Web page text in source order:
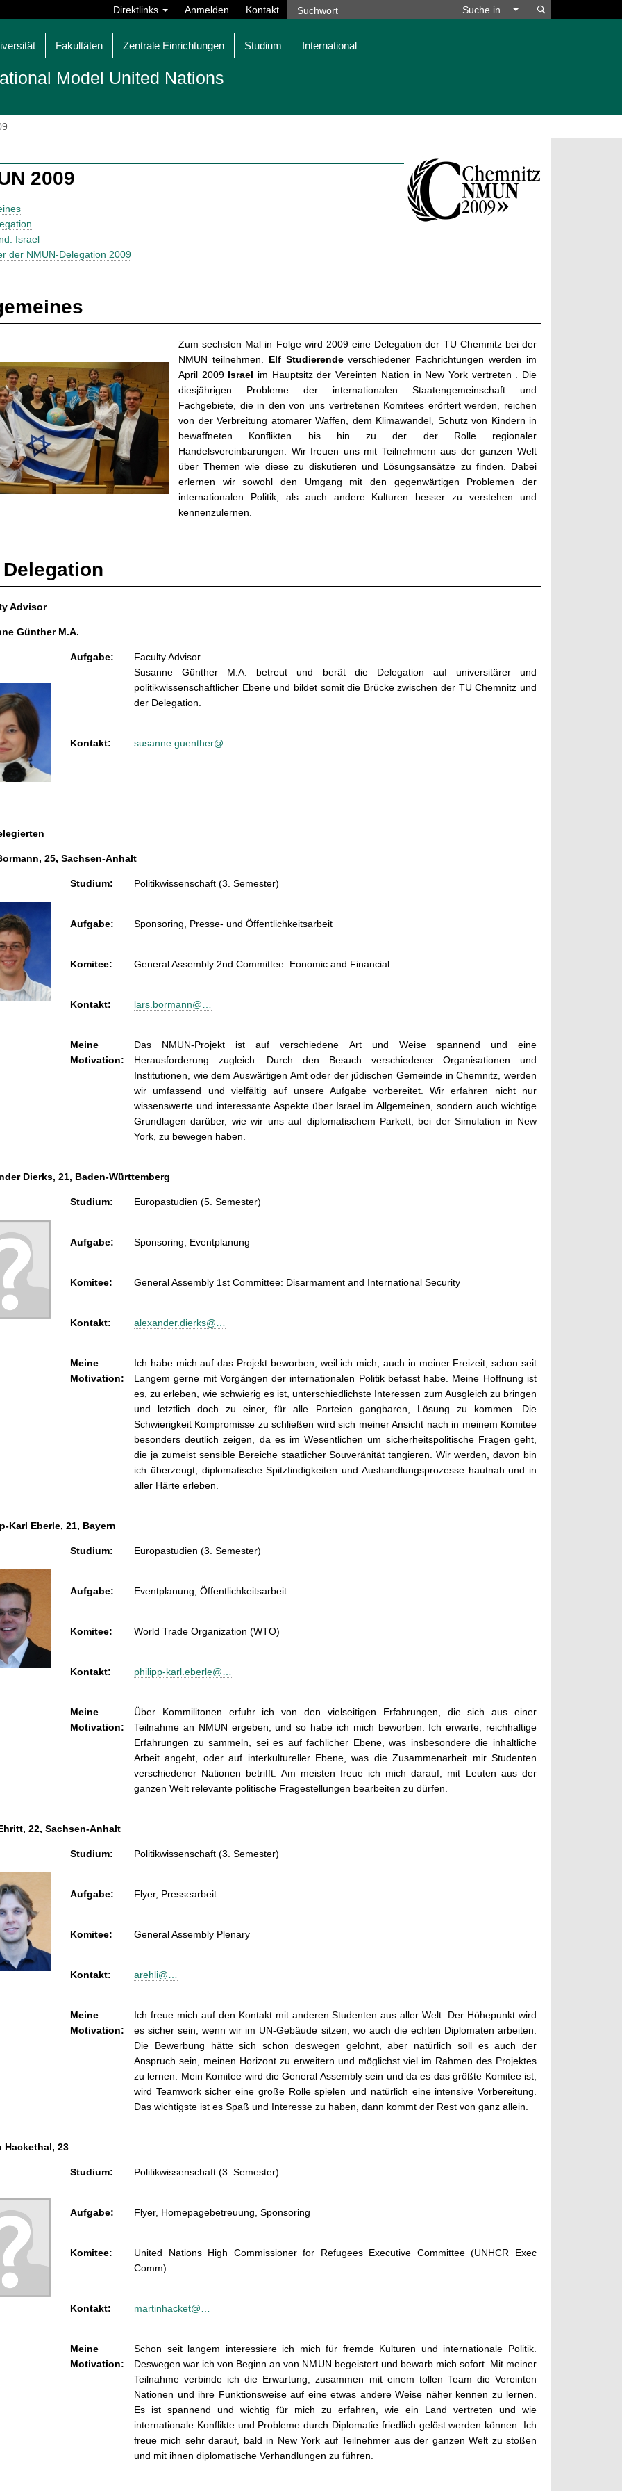
Direktlinks Anmelden Kontakt Suche in…
Fakultäten Zentrale Einrichtungen Studium International
Model United Nations
2009
Israel
der NMUN-Delegation 2009
Zum sechsten Mal in Folge wird 2009 eine Delegation der TU Chemnitz bei der
NMUN teilnehmen. Elf Studierendeverschiedener Fachrichtungen werden im
April 2009 Israel im Hauptsitz der Vereinten Nation in New York vertreten . Die
diesjährigen Probleme der internationalen Staatengemeinschaft und
Fachgebiete, die in den von uns vertretenen Komitees erörtert werden, reichen
von der Verbreitung atomarer Waffen, dem Klimawandel, Schutz von Kindern in
bewaffneten Konflikten bis hin zu der der Rolle regionaler
Handelsvereinbarungen. Wir freuen uns mit Teilnehmern aus der ganzen Welt
über Themen wie diese zu diskutieren und Lösungsansätze zu finden. Dabei
erlernen wir sowohl den Umgang mit den gegenwärtigen Problemen der
internationalen Politik, als auch andere Kulturen besser zu verstehen und
kennenzulernen.
Advisor
Günther M.A.
Aufgabe:
Faculty Advisor
Susanne Günther M.A. betreut und berät die Delegation auf universitärer und
politikwissenschaftlicher Ebene und bildet somit die Brücke zwischen der TU Chemnitz und
der Delegation.
Kontakt: susanne.guenther@…
25, Sachsen-Anhalt
Studium: Politikwissenschaft (3. Semester)
Aufgabe: Sponsoring, Presse- und Öffentlichkeitsarbeit
Komitee: General Assembly 2nd Committee: Eonomic and Financial
Kontakt: lars.bormann@…
Meine
Motivation:
Das NMUN-Projekt ist auf verschiedene Art und Weise spannend und eine
Herausforderung zugleich. Durch den Besuch verschiedener Organisationen und
Institutionen, wie dem Auswärtigen Amt oder der jüdischen Gemeinde in Chemnitz, werden
wir umfassend und vielfältig auf unsere Aufgabe vorbereitet. Wir erfahren nicht nur
wissenswerte und interessante Aspekte über Israel im Allgemeinen, sondern auch wichtige
Grundlagen darüber, wie wir uns auf diplomatischem Parkett, bei der Simulation in New
York, zu bewegen haben.
Dierks, 21, Baden-Württemberg
Studium: Europastudien (5. Semester)
Aufgabe: Sponsoring, Eventplanung
Komitee: General Assembly 1st Committee: Disarmament and International Security
Kontakt: alexander.dierks@…
Meine
Motivation:
Ich habe mich auf das Projekt beworben, weil ich mich, auch in meiner Freizeit, schon seit
Langem gerne mit Vorgängen der internationalen Politik befasst habe. Meine Hoffnung ist
es, zu erleben, wie schwierig es ist, unterschiedlichste Interessen zum Ausgleich zu bringen
und letztlich doch zu einer, für alle Parteien gangbaren, Lösung zu kommen. Die
Schwierigkeit Kompromisse zu schließen wird sich meiner Ansicht nach in meinem Komitee
besonders deutlich zeigen, da es im Wesentlichen um sicherheitspolitische Fragen geht,
die ja zumeist sensible Bereiche staatlicher Souveränität tangieren. Wir werden, davon bin
ich überzeugt, diplomatische Spitzfindigkeiten und Aushandlungsprozesse hautnah und in
aller Härte erleben.
Karl Eberle, 21, Bayern
Studium: Europastudien (3. Semester)
Aufgabe: Eventplanung, Öffentlichkeitsarbeit
Komitee: World Trade Organization (WTO)
Kontakt: philipp-karl.eberle@…
Meine
Motivation:
Über Kommilitonen erfuhr ich von den vielseitigen Erfahrungen, die sich aus einer
Teilnahme an NMUN ergeben, und so habe ich mich beworben. Ich erwarte, reichhaltige
Erfahrungen zu sammeln, sei es auf fachlicher Ebene, was insbesondere die inhaltliche
Arbeit angeht, oder auf interkultureller Ebene, was die Zusammenarbeit mir Studenten
verschiedener Nationen betrifft. Am meisten freue ich mich darauf, mit Leuten aus der
ganzen Welt relevante politische Fragestellungen bearbeiten zu dürfen.
22, Sachsen-Anhalt
Studium: Politikwissenschaft (3. Semester)
Aufgabe: Flyer, Pressearbeit
Komitee: General Assembly Plenary
Kontakt: arehli@…
Meine
Motivation:
Ich freue mich auf den Kontakt mit anderen Studenten aus aller Welt. Der Höhepunkt wird
es sicher sein, wenn wir im UN-Gebäude sitzen, wo auch die echten Diplomaten arbeiten.
Die Bewerbung hätte sich schon deswegen gelohnt, aber natürlich soll es auch der
Anspruch sein, meinen Horizont zu erweitern und möglichst viel im Rahmen des Projektes
zu lernen. Mein Komitee wird die General Assembly sein und da es das größte Komitee ist,
wird Teamwork sicher eine große Rolle spielen und natürlich eine intensive Vorbereitung.
Das wichtigste ist es Spaß und Interesse zu haben, dann kommt der Rest von ganz allein.
Hackethal, 23
Studium: Politikwissenschaft (3. Semester)
Aufgabe: Flyer, Homepagebetreuung, Sponsoring
Komitee:
United Nations High Commissioner for Refugees Executive Committee (UNHCR Exec
Comm)
Kontakt: martinhacket@…
Meine
Motivation:
Schon seit langem interessiere ich mich für fremde Kulturen und internationale Politik.
Deswegen war ich von Beginn an von NMUN begeistert und bewarb mich sofort. Mit meiner
Teilnahme verbinde ich die Erwartung, zusammen mit einem tollen Team die Vereinten
Nationen und ihre Funktionsweise auf eine etwas andere Weise näher kennen zu lernen.
Es ist spannend und wichtig für mich zu erfahren, wie ein Land vertreten und wie
internationale Konflikte und Probleme durch Diplomatie friedlich gelöst werden können. Ich
freue mich sehr darauf, bald in New York auf Teilnehmer aus der ganzen Welt zu stoßen
und mit ihnen diplomatische Verhandlungen zu führen.